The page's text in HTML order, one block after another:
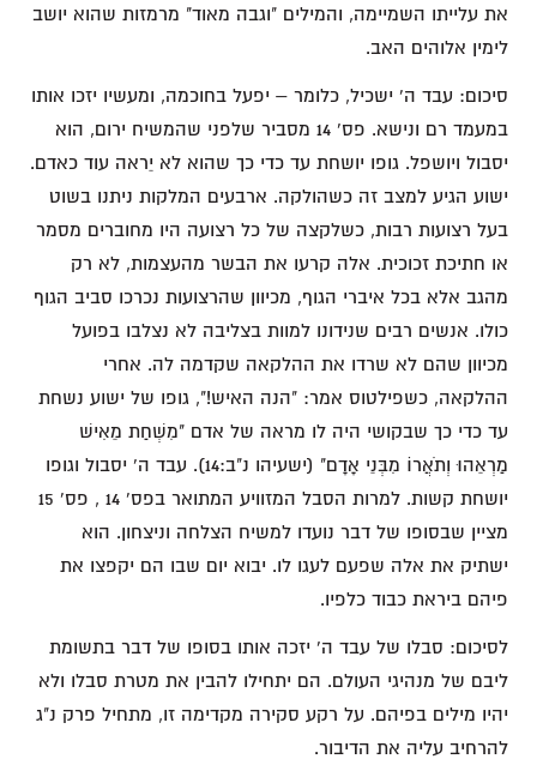
את עלייתו השמיימה, והמילים "וגבה מאוד" מרמזות שהוא יושב
לימין אלוהים האב.
סיכום: עבד ה' ישכיל, כלומר – יפעל בחוכמה, ומעשיו יזכו אותו
במעמד רם ונישא. פס' 14 מסביר שלפני שהמשיח ירום, הוא
יסבול ויושפל. גופו יושחת עד כדי כך שהוא לא יֵראה עוד כאדם.
ישוע הגיע למצב זה כשהולקה. ארבעים המלקות ניתנו בשוט
בעל רצועות רבות, כשלקצה של כל רצועה היו מחוברים מסמר
או חתיכת זכוכית. אלה קרעו את הבשר מהעצמות, לא רק
מהגב אלא בכל איברי הגוף, מכיוון שהרצועות נכרכו סביב הגוף
כולו. אנשים רבים שנידונו למוות בצליבה לא נצלבו בפועל
מכיוון שהם לא שרדו את ההלקאה שקדמה לה. אחרי
ההלקאה, כשפילטוס אמר: "הנה האיש!", גופו של ישוע נשחת
עד כדי כך שבקושי היה לו מראה של אדם "מִשְׁחַת מֵאִישׁ
מַרְאֵהוּ וְתֹאֲרוֹ מִבְּנֵי אָדָם" (ישעיהו נ"ב:14). עבד ה' יסבול וגופו
יושחת קשות. למרות הסבל המזוויע המתואר בפס' 14 , פס' 15
מציין שבסופו של דבר נועדו למשיח הצלחה וניצחון. הוא
ישתיק את אלה שפעם לעגו לו. יבוא יום שבו הם יקפצו את
פיהם ביראת כבוד כלפיו.
לסיכום: סבלו של עבד ה' יזכה אותו בסופו של דבר בתשומת
ליבם של מנהיגי העולם. הם יתחילו להבין את מטרת סבלו ולא
יהיו מילים בפיהם. על רקע סקירה מקדימה זו, מתחיל פרק נ"ג
להרחיב עליה את הדיבור.